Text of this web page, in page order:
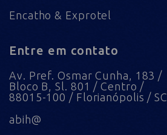
Encatho & Exprotel
Entre em contato
Av. Pref. Osmar Cunha, 183 /
Bloco B, Sl. 801 / Centro /
88015-100 / Florianópolis / SC
abih@